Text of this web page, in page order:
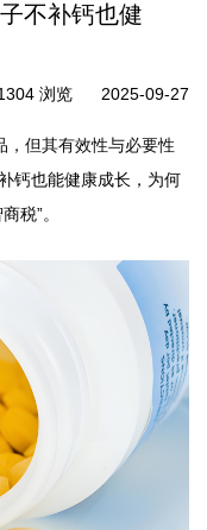
不补钙也健
浏览 2025-09-27
，但其有效性与必要性
钙也能健康成长，为何
商税”。